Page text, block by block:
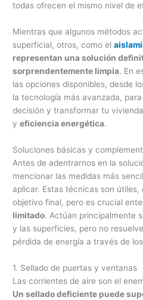
todas ofrecen el mismo nivel de
Mientras que algunos métodos
superficial, otros, como el
representan una solución
sorprendentemente limpia. En
las opciones disponibles, desde
la tecnología más avanzada,
decisión y transformar tu
yeficiencia energética.
Soluciones básicas y
Antes de adentrarnos en la
mencionar las medidas más
aplicar. Estas técnicas son
objetivo final, pero es crucial
limitado. Actúan principalmente
y las superficies, pero no
pérdida de energía a través de
1. Sellado de puertas y ventanas
Las corrientes de aire son el
Un sellado deficiente puede